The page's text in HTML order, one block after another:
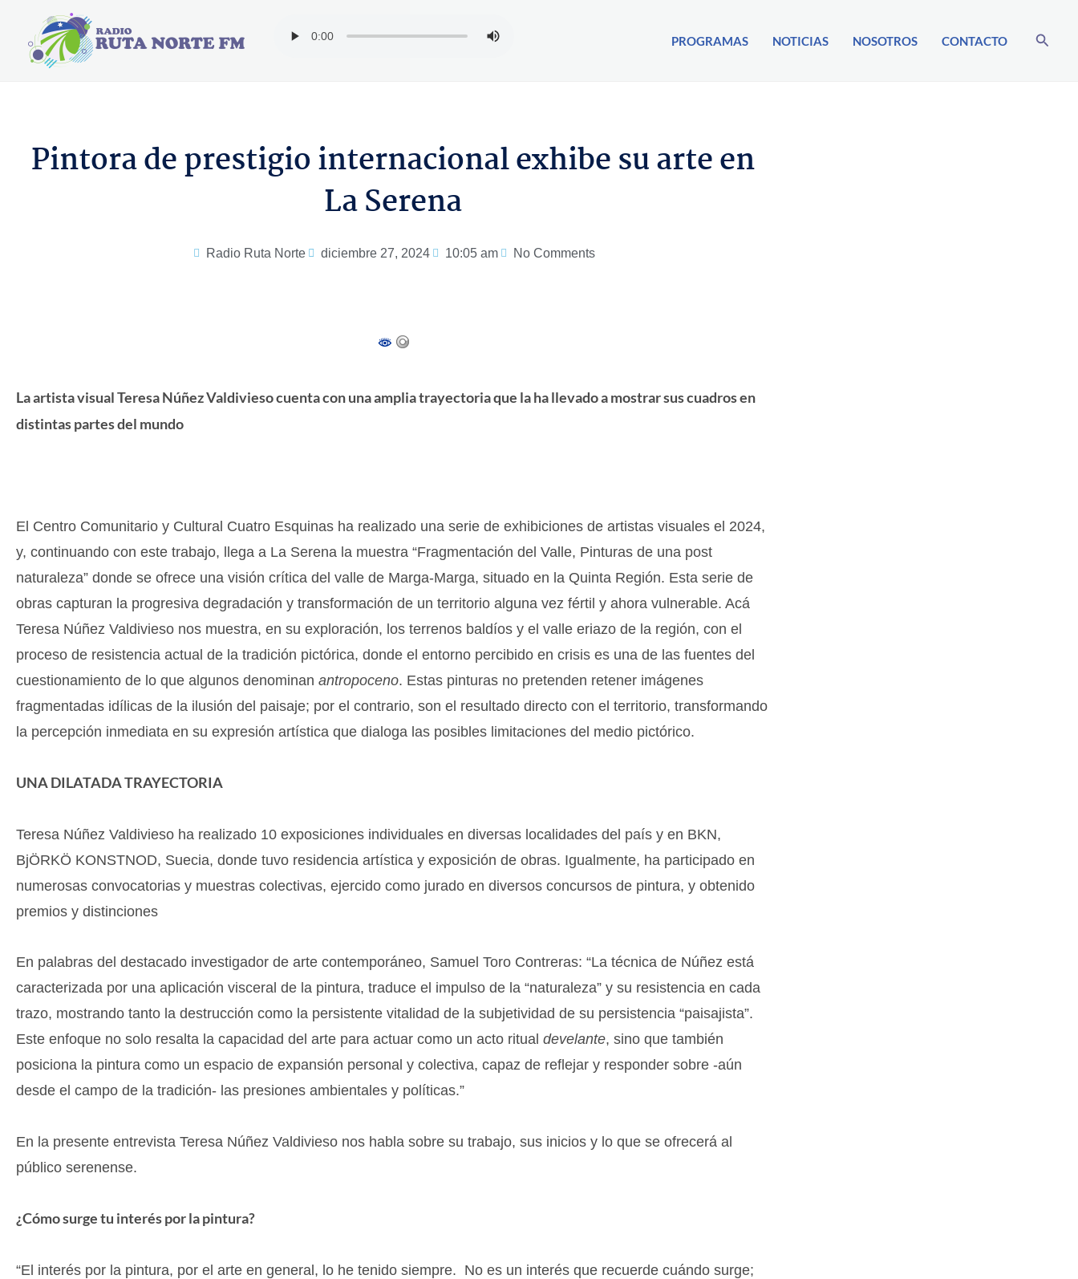
contenido
PROGRAMAS NOTICIAS NOSOTROS CONTACTO
Pintora de prestigio internacional exhibe su arte en
La Serena
Radio Ruta Norte diciembre 27, 2024 10:05 am No Comments
La artista visual Teresa Núñez Valdivieso cuenta con una amplia trayectoria que la ha llevado a mostrar sus cuadros en
distintas partes del mundo
El Centro Comunitario y Cultural Cuatro Esquinas ha realizado una serie de exhibiciones de artistas visuales el 2024,
y, continuando con este trabajo, llega a La Serena la muestra “Fragmentación del Valle, Pinturas de una post
naturaleza” donde se ofrece una visión crítica del valle de Marga-Marga, situado en la Quinta Región. Esta serie de
obras capturan la progresiva degradación y transformación de un territorio alguna vez fértil y ahora vulnerable. Acá
Teresa Núñez Valdivieso nos muestra, en su exploración, los terrenos baldíos y el valle eriazo de la región, con el
proceso de resistencia actual de la tradición pictórica, donde el entorno percibido en crisis es una de las fuentes del
cuestionamiento de lo que algunos denominan antropoceno. Estas pinturas no pretenden retener imágenes
fragmentadas idílicas de la ilusión del paisaje; por el contrario, son el resultado directo con el territorio, transformando
la percepción inmediata en su expresión artística que dialoga las posibles limitaciones del medio pictórico.
UNA DILATADA TRAYECTORIA
Teresa Núñez Valdivieso ha realizado 10 exposiciones individuales en diversas localidades del país y en BKN,
BjÖRKÖ KONSTNOD, Suecia, donde tuvo residencia artística y exposición de obras. Igualmente, ha participado en
numerosas convocatorias y muestras colectivas, ejercido como jurado en diversos concursos de pintura, y obtenido
premios y distinciones
En palabras del destacado investigador de arte contemporáneo, Samuel Toro Contreras: “La técnica de Núñez está
caracterizada por una aplicación visceral de la pintura, traduce el impulso de la “naturaleza” y su resistencia en cada
trazo, mostrando tanto la destrucción como la persistente vitalidad de la subjetividad de su persistencia “paisajista”.
Este enfoque no solo resalta la capacidad del arte para actuar como un acto ritual develante, sino que también
posiciona la pintura como un espacio de expansión personal y colectiva, capaz de reflejar y responder sobre -aún
desde el campo de la tradición- las presiones ambientales y políticas.”
En la presente entrevista Teresa Núñez Valdivieso nos habla sobre su trabajo, sus inicios y lo que se ofrecerá al
público serenense.
¿Cómo surge tu interés por la pintura?
“El interés por la pintura, por el arte en general, lo he tenido siempre. No es un interés que recuerde cuándo surge;